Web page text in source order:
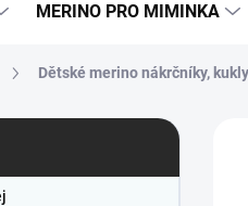
MERINO PRO MIMINKA
Dětské merino nákrčníky,